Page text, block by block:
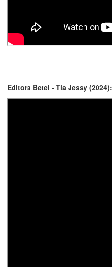
Editora Betel - Tia Jessy (2024):